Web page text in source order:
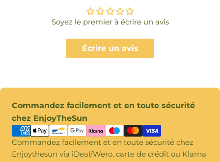
Soyez le premier à écrire un avis
Écrire un avis
Commandez facilement et en toute sécurité
chez EnjoyTheSun
Modes
de
paiement
Commandez facilement et en toute sécurité chez
Enjoythesun via iDeal/Wero, carte de crédit ou Klarna